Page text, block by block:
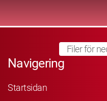
Filer för
Navigering
Startsidan